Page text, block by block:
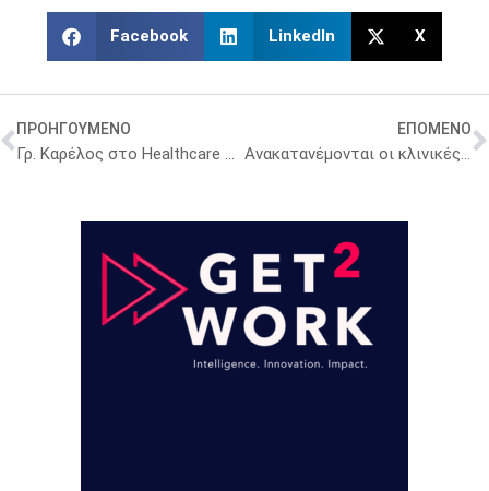
Facebook LinkedIn X
ΠΡΟΗΓΟΥΜΕΝΟ
Γρ. Καρέλος στο Healthcare Transformation: Χαμηλές οι τιμές στα φάρμακα που γίνονται ΜΗΣΥΦΑ [βίντεο]
ΕΠΟΜΕΝΟ
Ανακατανέμονται οι κλινικές στα νοσοκομεία – Οι νέες οδηγίες στους Διοικητές